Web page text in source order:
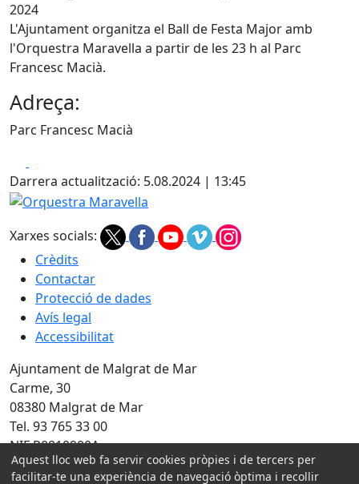
2024
L'Ajuntament organitza el Ball de Festa Major amb
l'Orquestra Maravella a partir de les 23 h al Parc
Francesc Macià.
Adreça:
Parc Francesc Macià
Darrera actualització: 5.08.2024 | 13:45
Orquestra Maravella
Xarxes socials:
Crèdits
Contactar
Protecció de dades
Avís legal
Accessibilitat
Ajuntament de Malgrat de Mar
Carme, 30
08380 Malgrat de Mar
Tel. 93 765 33 00
NIF P0810900A
Amb la col·laboració de:
Aquest lloc web fa servir cookies pròpies i de tercers per
facilitar-te una experiència de navegació òptima i recollir